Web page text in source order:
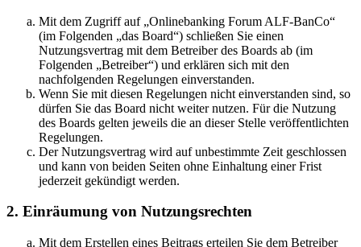
Mit dem Zugriff auf „Onlinebanking Forum ALF-BanCo“
(im Folgenden „das Board“) schließen Sie einen
Nutzungsvertrag mit dem Betreiber des Boards ab (im
Folgenden „Betreiber“) und erklären sich mit den
nachfolgenden Regelungen einverstanden.
Wenn Sie mit diesen Regelungen nicht einverstanden sind, so
dürfen Sie das Board nicht weiter nutzen. Für die Nutzung
des Boards gelten jeweils die an dieser Stelle veröffentlichten
Regelungen.
Der Nutzungsvertrag wird auf unbestimmte Zeit geschlossen
und kann von beiden Seiten ohne Einhaltung einer Frist
jederzeit gekündigt werden.
2. Einräumung von Nutzungsrechten
Mit dem Erstellen eines Beitrags erteilen Sie dem Betreiber